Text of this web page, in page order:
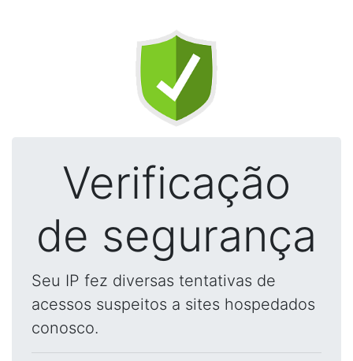
Verificação
de segurança
Seu IP fez diversas tentativas de
acessos suspeitos a sites hospedados
conosco.